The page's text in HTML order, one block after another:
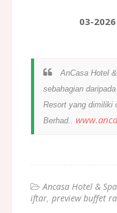
03-
AnCasa Hotel
sebahagian
Resort yang dimiliki
Berhad..
Ancasa Hotel & Spa
iftar preview buffet